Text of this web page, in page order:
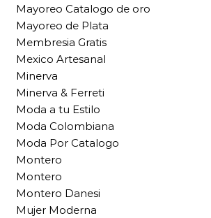
Mayoreo Catalogo de oro
Mayoreo de Plata
Membresia Gratis
Mexico Artesanal
Minerva
Minerva & Ferreti
Moda a tu Estilo
Moda Colombiana
Moda Por Catalogo
Montero
Montero
Montero Danesi
Mujer Moderna